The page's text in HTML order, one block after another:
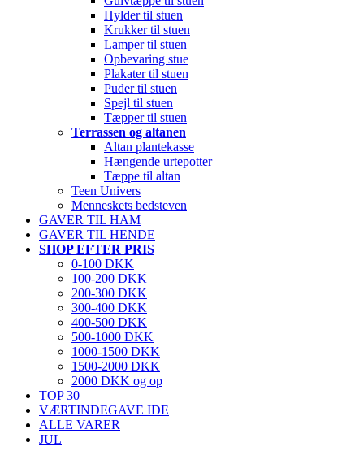
Hylder til stuen
Krukker til stuen
Lamper til stuen
Opbevaring stue
Plakater til stuen
Puder til stuen
Spejl til stuen
Tæpper til stuen
Terrassen og altanen
Altan plantekasse
Hængende urtepotter
Tæppe til altan
Teen Univers
Menneskets bedsteven
GAVER TIL HAM
GAVER TIL HENDE
SHOP EFTER PRIS
0-100 DKK
100-200 DKK
200-300 DKK
300-400 DKK
400-500 DKK
500-1000 DKK
1000-1500 DKK
1500-2000 DKK
2000 DKK og op
TOP 30
VÆRTINDEGAVE IDE
ALLE VARER
JUL